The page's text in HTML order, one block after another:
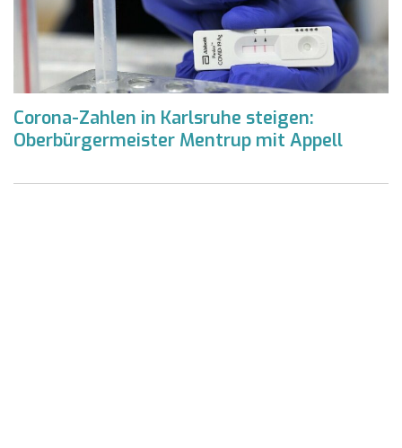
Corona-Zahlen in Karlsruhe steigen:
Oberbürgermeister Mentrup mit Appell